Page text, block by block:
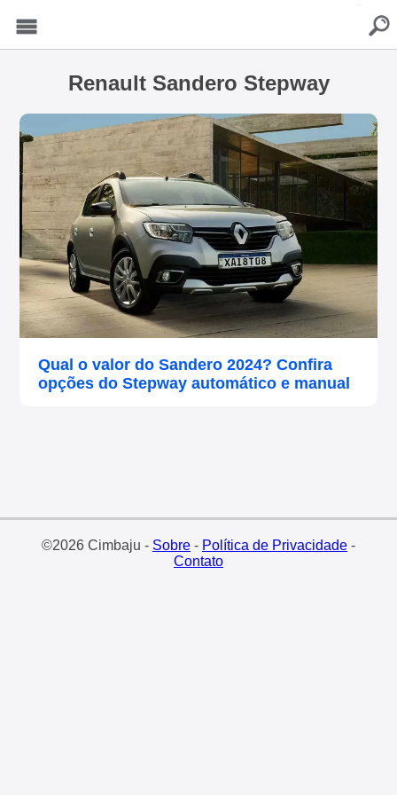
Renault Sandero Stepway
Qual o valor do Sandero 2024? Confira
opções do Stepway automático e manual
©2026 Cimbaju - Sobre- Política de Privacidade-
Contato